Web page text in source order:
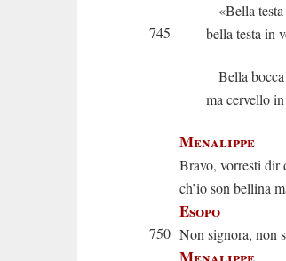
«Bella testa
745
bella testa in
Bella
ma cervello
Menalippe
Bravo, vorresti dir
ch’io son bellina
Esopo
750 Non signora, non